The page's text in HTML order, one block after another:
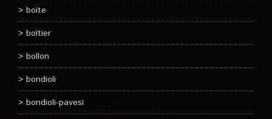
boite
boîtier
bollon
bondioli
bondioli-pavesi